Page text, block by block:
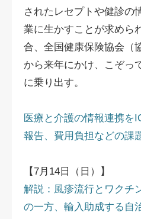
されたレセプトや健診の
業に生かすことが求めら
合、全国健康保険協会（
から来年にかけ、こぞっ
に乗り出す。
医療と介護の情報連携
報告、費用負担などの課
【7月14日（日）】
解説：風疹流行とワクチ
の一方、輸入助成する自